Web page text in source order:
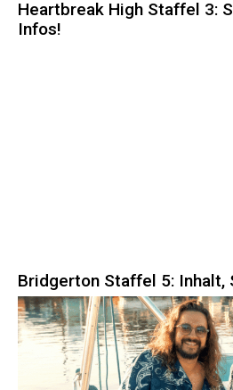
Heartbreak High Staffel 3:
Infos!
Bridgerton Staffel 5: Inhalt,